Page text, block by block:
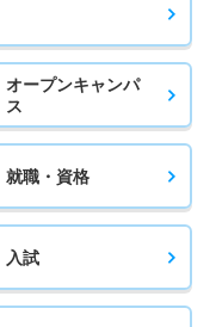
オープンキャンパ
ス
就職・資格
入試